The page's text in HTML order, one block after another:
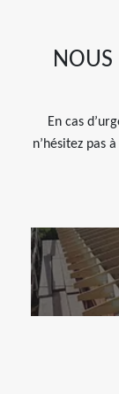
NOUS
En cas
n’hésitez pas